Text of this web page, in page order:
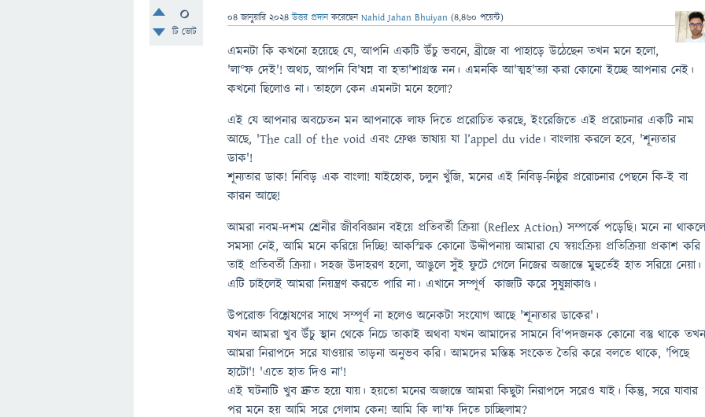
0
টি ভোট
04 জানুয়ারি 2024 উত্তর প্রদান করেছেনNahid Jahan Bhuiyan (4,460 পয়েন্ট)
এমনটা কি কখনো হয়েছে যে, আপনি একটি উঁচু ভবনে, ব্রীজে বা পাহাড়ে উঠেছেন তখন মনে হলো,
'লা°ফ দেই'! অথচ, আপনি বি'ষন্ন বা হতা'শাগ্রস্ত নন। এমনকি আ'ত্মহ'ত্যা করা কোনো ইচ্ছে আপনার নেই।
কখনো ছিলোও না। তাহলে কেন এমনটা মনে হলো?
এই যে আপনার অবচেতন মন আপনাকে লাফ দিতে প্ররোচিত করছে, ইংরেজিতে এই প্ররোচনার একটি নাম
আছে, 'The call of the void এবং ফ্রেঞ্চ ভাষায় যা l’appel du vide। বাংলায় করলে হবে, 'শূন্যতার
ডাক'!
শূন্যতার ডাক! নিবিড় এক বাংলা! যাইহোক, চলুন খুঁজি, মনের এই নিবিড়-নিষ্ঠুর প্ররোচনার পেছনে কি-ই বা
কারন আছে!
আমরা নবম-দশম শ্রেনীর জীববিজ্ঞান বইয়ে প্রতিবর্তী ক্রিয়া (Reflex Action) সম্পর্কে পড়েছি৷ মনে না
সমস্যা নেই, আমি মনে করিয়ে দিচ্ছি! আকস্মিক কোনো উদ্দীপনায় আমারা যে স্বয়ংক্রিয় প্রতিক্রিয়া প্রকাশ করি
তাই প্রতিবর্তী ক্রিয়া। সহজ উদাহরণ হলো, আঙুলে সুঁই ফুটে গেলে নিজের অজান্তে মুহুর্তেই হাত সরিয়ে নেয়া।
এটি চাইলেই আমরা নিয়ন্ত্রণ করতে পারি না। এখানে সম্পূর্ণ কাজটি করে সুষুম্নাকাণ্ড।
উপরোক্ত বিশ্লেষণের সাথে সম্পূর্ণ না হলেও অনেকটা সংযোগ আছে 'শূন্যতার ডাকের'।
যখন আমরা খুব উঁচু স্থান থেকে নিচে তাকাই অথবা যখন আমাদের সামনে বি'পদজনক কোনো বস্তু থাকে
আমরা নিরাপদে সরে যাওয়ার তাড়না অনুভব করি। আমদের মস্তিষ্ক সংকেত তৈরি করে বলতে থাকে, 'পিছে
হাটো'! 'এতে হাত দিও না'!
এই ঘটনাটি খুব দ্রুত হয়ে যায়। হয়তো মনের অজান্তে আমরা কিছুটা নিরাপদে সরেও যাই। কিন্তু, সরে যাবার
পর মনে হয় আমি সরে গেলাম কেন! আমি কি লা'ফ দিতে চাচ্ছিলাম?